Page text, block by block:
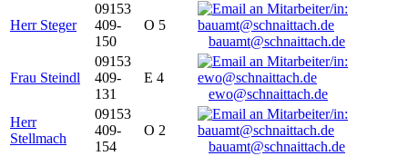
Herr Steger
09153
409-
150
O 5
bauamt@schnaittach.de
Frau Steindl
09153
409-
131
E 4
ewo@schnaittach.de
Herr
Stellmach
09153
409-
154
O 2
bauamt@schnaittach.de